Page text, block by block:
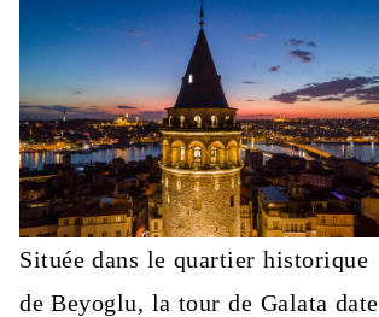
Située dans le quartier historique
de Beyoglu, la tour de Galata date